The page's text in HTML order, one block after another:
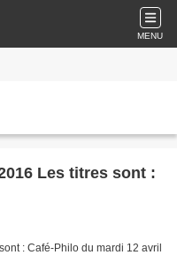
MENU
Les titres sont :
: Café-Philo du mardi 12 avril